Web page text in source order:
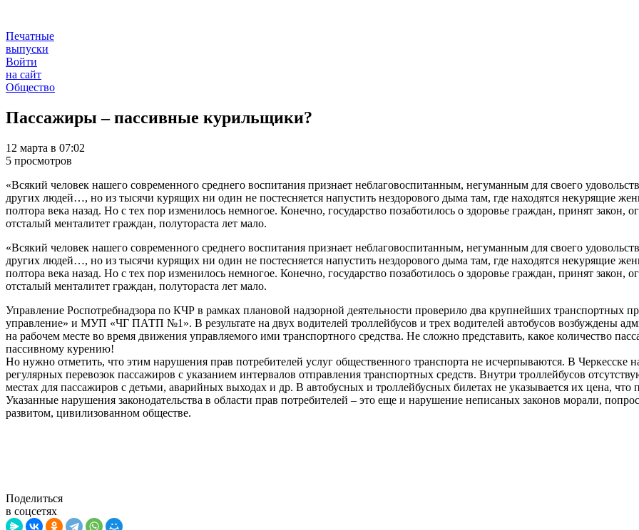
Печатные
выпуски
Войти
на сайт
Общество
Пассажиры – пассивные курильщики?
12 марта в 07:02
5 просмотров
«Всякий человек нашего современного среднего воспитания признает неблаговоспитанным, негуманным для своего
других людей…, но из тысячи курящих ни один не постесняется напустить нездорового дыма там, где находятся некурящие
полтора века назад. Но с тех пор изменилось немногое. Конечно, государство позаботилось о здоровье граждан, принят
отсталый менталитет граждан, полутораста лет мало.
«Всякий человек нашего современного среднего воспитания признает неблаговоспитанным, негуманным для своего
других людей…, но из тысячи курящих ни один не постесняется напустить нездорового дыма там, где находятся некурящие
полтора века назад. Но с тех пор изменилось немногое. Конечно, государство позаботилось о здоровье граждан, принят
отсталый менталитет граждан, полутораста лет мало.
Управление Роспотребнадзора по КЧР в рамках плановой надзорной деятельности проверило два крупнейших транспортных
управление» и МУП «ЧГ ПАТП №1». В результате на двух водителей троллейбусов и трех водителей автобусов возбуждены
на рабочем месте во время движения управляемого ими транспортного средства. Не сложно представить, какое количество
пассивному курению!
Но нужно отметить, что этим нарушения прав потребителей услуг общественного транспорта не исчерпываются. В Черкесске
регулярных перевозок пассажиров с указанием интервалов отправления транспортных средств. Внутри троллейбусов
местах для пассажиров с детьми, аварийных выходах и др. В автобусных и троллейбусных билетах не указывается их цена, что
Указанные нарушения законодательства в области прав потребителей – это еще и нарушение неписаных законов морали,
развитом, цивилизованном обществе.
Поделиться
в соцсетях